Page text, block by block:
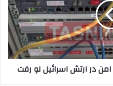
در ارتش اسرائیل لو رفت